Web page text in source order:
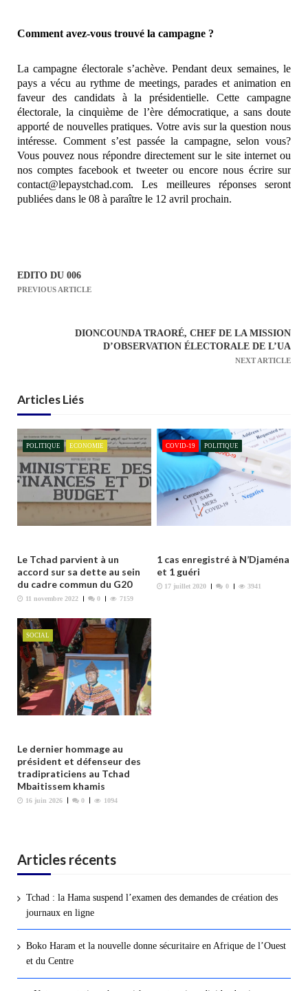
Comment avez-vous trouvé la campagne ?
La campagne électorale s’achève. Pendant deux semaines, le
pays a vécu au rythme de meetings, parades et animation en
faveur des candidats à la présidentielle. Cette campagne
électorale, la cinquième de l’ère démocratique, a sans doute
apporté de nouvelles pratiques. Votre avis sur la question nous
intéresse. Comment s’est passée la campagne, selon vous?
Vous pouvez nous répondre directement sur le site internet ou
nos comptes facebook et tweeter ou encore nous écrire sur
contact@lepaystchad.com. Les meilleures réponses seront
publiées dans le 08 à paraître le 12 avril prochain.
N
t
i
o
n
d
e
l
r
t
i
l
e
EDITO DU 006
PREVIOUS ARTICLE
DIONCOUNDA TRAORÉ, CHEF DE LA MISSION
D’OBSERVATION ÉLECTORALE DE L’UA
NEXT ARTICLE
Articles Liés
POLITIQUE ECONOMIE
Le Tchad parvient à un
accord sur sa dette au sein
du cadre commun du G20
11 novembre 2022 0 7159
COVID-19 POLITIQUE
1 cas enregistré à N’Djaména
et 1 guéri
17 juillet 2020 0 3941
SOCIAL
Le dernier hommage au
président et défenseur des
tradipraticiens au Tchad
Mbaitissem khamis
16 juin 2026 0 1094
Articles récents
Tchad : la Hama suspend l’examen des demandes de création des
journaux en ligne
Boko Haram et la nouvelle donne sécuritaire en Afrique de l’Ouest
et du Centre